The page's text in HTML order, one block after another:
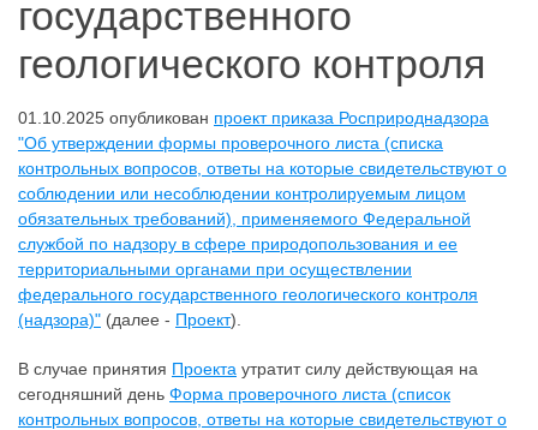
государственного
геологического контроля
01.10.2025 опубликован проект приказа Росприроднадзора
"Об утверждении формы проверочного листа (списка
контрольных вопросов, ответы на которые свидетельствуют о
соблюдении или несоблюдении контролируемым лицом
обязательных требований), применяемого Федеральной
службой по надзору в сфере природопользования и ее
территориальными органами при осуществлении
федерального государственного геологического контроля
(надзора)" (далее - Проект).
В случае принятия Проекта утратит силу действующая на
сегодняшний день Форма проверочного листа (список
контрольных вопросов, ответы на которые свидетельствуют о